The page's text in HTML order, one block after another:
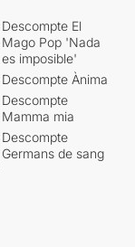
Descompte El
Mago Pop 'Nada
es imposible'
Descompte Ànima
Descompte
Mamma mia
Descompte
Germans de sang